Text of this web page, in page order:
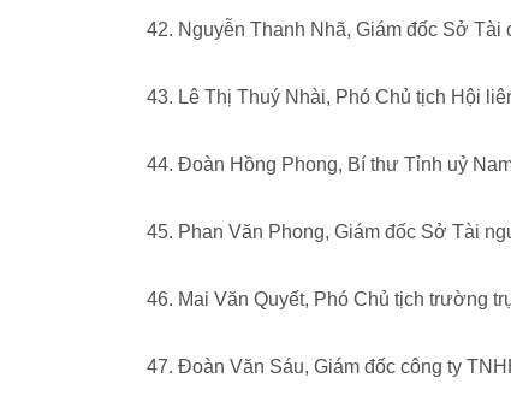
42. Nguyễn Thanh Nhã, Giám đốc Sở Tài
43. Lê Thị Thuý Nhài, Phó Chủ tịch Hội
44. Đoàn Hồng Phong, Bí thư Tỉnh uỷ
45. Phan Văn Phong, Giám đốc Sở Tài
46. Mai Văn Quyết, Phó Chủ tịch trường
47. Đoàn Văn Sáu, Giám đốc công ty